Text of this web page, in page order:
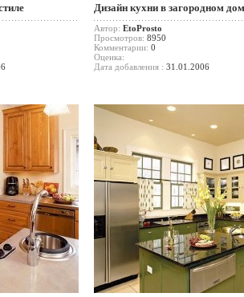
Дизайн кухни в загородном
Автор: EtoProsto
Просмотров: 8950
Комментарии: 0
Оценка:
Дата добавления : 31.01.2006